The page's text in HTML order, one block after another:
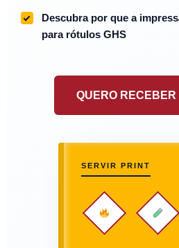
Descubra por que a
para rótulos GHS
QUERO RECEBER
SERVIR PRINT